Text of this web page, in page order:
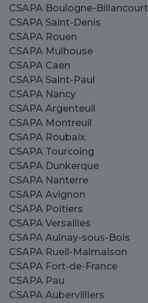
CSAPA Boulogne-Billancourt
CSAPA Saint-Denis
CSAPA Rouen
CSAPA Mulhouse
CSAPA Caen
CSAPA Saint-Paul
CSAPA Nancy
CSAPA Argenteuil
CSAPA Montreuil
CSAPA Roubaix
CSAPA Tourcoing
CSAPA Dunkerque
CSAPA Nanterre
CSAPA Avignon
CSAPA Poitiers
CSAPA Versailles
CSAPA Aulnay-sous-Bois
CSAPA Rueil-Malmaison
CSAPA Fort-de-France
CSAPA Pau
CSAPA Aubervilliers